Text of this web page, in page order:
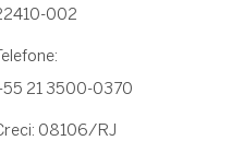
002
Telefone:
21 3500-0370
08106/RJ